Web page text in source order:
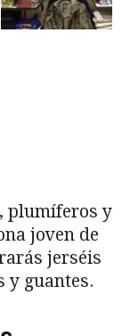
plumíferos y
joven de
jerséis
y guantes.